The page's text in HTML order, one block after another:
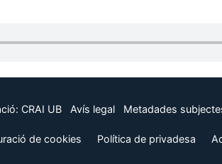
CRAI UB Avís legal Metadades
de cookies Política de privadesa